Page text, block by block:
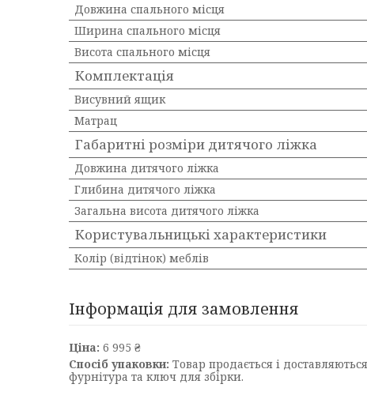
Довжина спального місця
Ширина спального місця
Висота спального місця
Комплектація
Висувний ящик
Матрац
Габаритні розміри дитячого ліжка
Довжина дитячого ліжка
Глибина дитячого ліжка
Загальна висота дитячого ліжка
Користувальницькі характеристики
Колір (відтінок) меблів
Інформація для замовлення
Ціна: 6 995 ₴
Спосіб упаковки: Товар продається і
фурнітура та ключ для збірки.